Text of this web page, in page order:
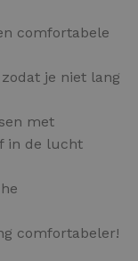
comfortabele
je niet lang
met
in de lucht
comfortabeler!